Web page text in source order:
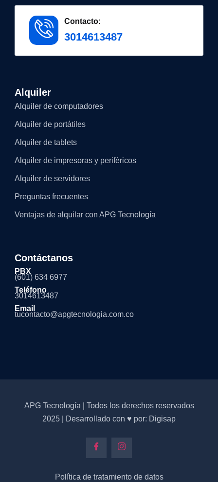
Contacto:
3014613487
Alquiler
Alquiler de computadores
Alquiler de portátiles
Alquiler de tablets
Alquiler de impresoras y periféricos
Alquiler de servidores
Preguntas frecuentes
Ventajas de alquilar con APG Tecnología
Contáctanos
PBX
(601) 634 6977
Teléfono
3014613487
Email
tucontacto@apgtecnologia.com.co
APG Tecnología | Todos los derechos reservados
2025 | Desarrollado con ♥ por: Digisap
Política de tratamiento de datos